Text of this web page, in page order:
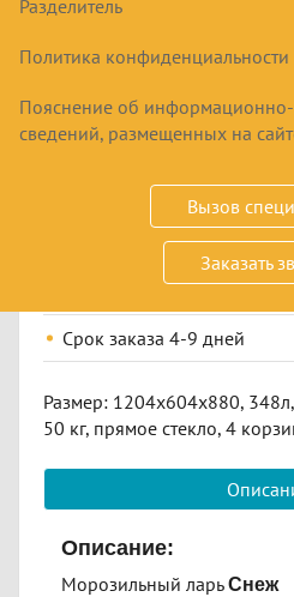
Разделитель
Политика конфиденциальности
Пояснение об
сведений, размещенных на
Вызов
Заказать
ЛАРЬ МОРОЗИЛЬНЫЙ
Срок заказа 4-9 дней
Размер: 1204х604х880,
50 кг, прямое стекло, 4
Описание:
Морозильный ларьСнеж